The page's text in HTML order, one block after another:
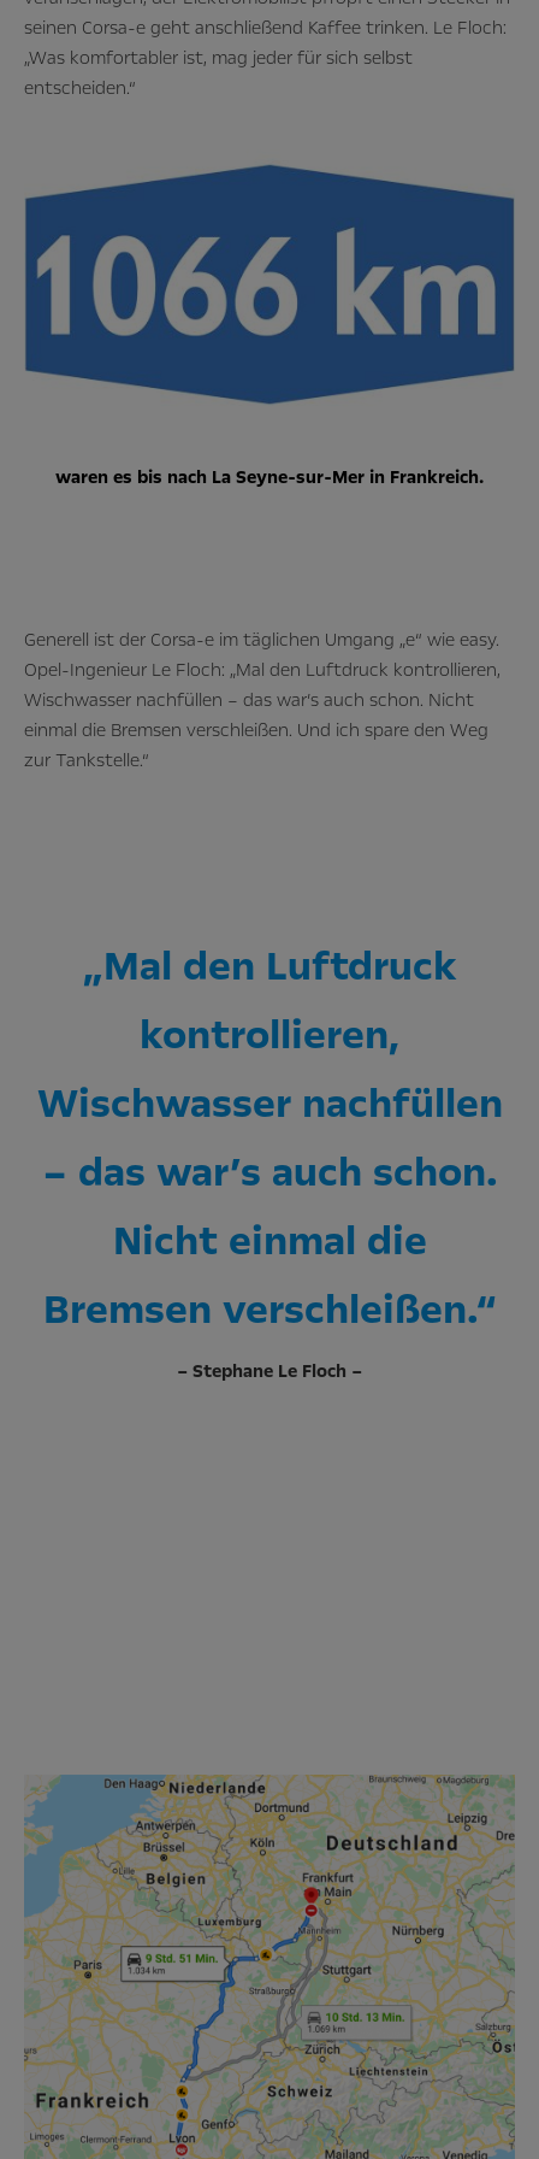
seinen Corsa-e geht anschließend Kaffee trinken. Le Floch:
„Was komfortabler ist, mag jeder für sich selbst
entscheiden.“
waren es bis nach La Seyne-sur-Mer in Frankreich.
Generell ist der Corsa-e im täglichen Umgang „e“ wie easy.
Opel-Ingenieur Le Floch: „Mal den Luftdruck kontrollieren,
Wischwasser nachfüllen – das war’s auch schon. Nicht
einmal die Bremsen verschleißen. Und ich spare den Weg
zur Tankstelle.“
„Mal den Luftdruck
kontrollieren,
Wischwasser nachfüllen
– das war’s auch schon.
Nicht einmal die
Bremsen verschleißen.“
– Stephane Le Floch –